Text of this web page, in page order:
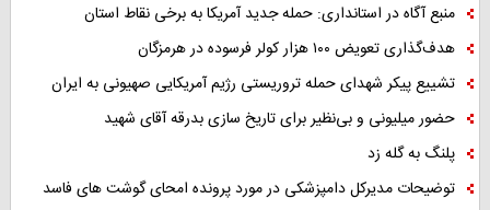
منبع آگاه در استانداری: حمله جدید آمریکا به برخی نقاط استان
هدف‌گذاری تعویض ۱۰۰ هزار کولر فرسوده در هرمزگان
تشییع پیکر شهدای حمله تروریستی رژیم آمریکایی صهیونی به ایران
حضور میلیونی و بی‌نظیر برای تاریخ سازی بدرقه آقای شهید
پلنگ به گله زد
توضیحات مدیرکل دامپزشکی در مورد پرونده امحای گوشت های فاسد